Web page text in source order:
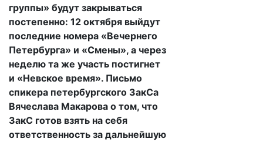
группы» будут закрываться
постепенно: 12 октября выйдут
последние номера «Вечернего
Петербурга» и «Смены», а через
неделю та же участь постигнет
и «Невское время». Письмо
спикера петербургского ЗакСа
Вячеслава Макарова о том, что
ЗакС готов взять на себя
ответственность за дальнейшую